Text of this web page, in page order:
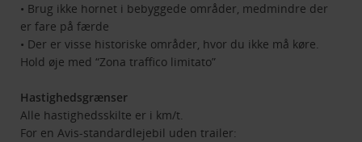
• Brug ikke hornet i bebyggede områder, medmindre der
er fare på færde
• Der er visse historiske områder, hvor du ikke må køre.
Hold øje med “Zona traffico limitato”
Hastighedsgrænser
Alle hastighedsskilte er i km/t.
For en Avis-standardlejebil uden trailer: